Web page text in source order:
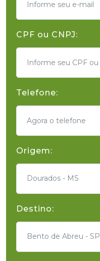
CPF ou CNPJ:
Telefone:
Origem:
Dourados - MS
Destino:
Bento de Abreu - SP